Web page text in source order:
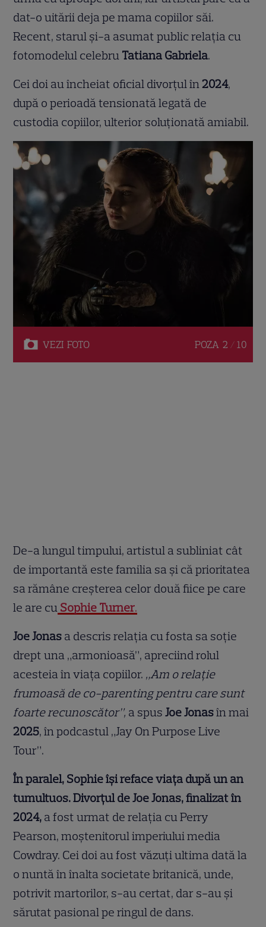
dat-o uitării deja pe mama copiilor săi.
Recent, starul și-a asumat public relația cu
fotomodelul celebru Tatiana Gabriela.
Cei doi au încheiat oficial divorțul în 2024,
după o perioadă tensionată legată de
custodia copiilor, ulterior soluționată amiabil.
VEZI FOTO POZA 2 / 10
De-a lungul timpului, artistul a subliniat cât
de importantă este familia sa și că prioritatea
sa rămâne creșterea celor două fiice pe care
le are cu Sophie Turner.
Joe Jonas a descris relația cu fosta sa soție
drept una „armonioasă”, apreciind rolul
acesteia în viața copiilor. „Am o relație
frumoasă de co-parenting pentru care sunt
foarte recunoscător”, a spusJoe Jonasîn mai
2025, în podcastul „Jay On Purpose Live
Tour”.
În paralel, Sophie își reface viața după un an
tumultuos. Divorțul de Joe Jonas, finalizat în
2024, a fost urmat de relația cu Perry
Pearson, moștenitorul imperiului media
Cowdray. Cei doi au fost văzuți ultima dată la
o nuntă în înalta societate britanică, unde,
potrivit martorilor, s-au certat, dar s-au și
sărutat pasional pe ringul de dans.